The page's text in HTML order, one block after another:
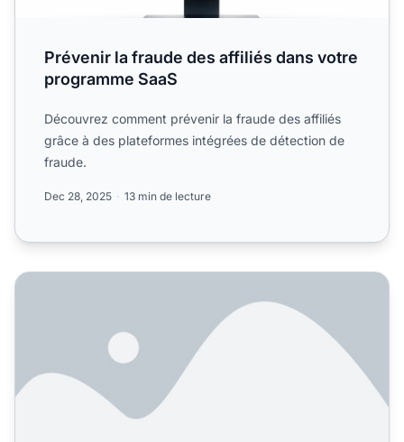
Prévenir la fraude des affiliés dans votre
programme SaaS
Découvrez comment prévenir la fraude des affiliés
grâce à des plateformes intégrées de détection de
fraude.
Dec 28, 2025 13 min de lecture
Quels outils peuvent aider à gérer les affiliés et à prévenir